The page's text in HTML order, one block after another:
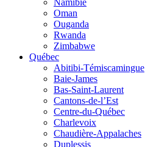
Namibie
Oman
Ouganda
Rwanda
Zimbabwe
Québec
Abitibi-Témiscamingue
Baie-James
Bas-Saint-Laurent
Cantons-de-l’Est
Centre-du-Québec
Charlevoix
Chaudière-Appalaches
Duplessis